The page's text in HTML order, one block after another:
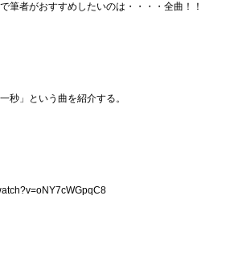
筆者がおすすめしたいのは・・・・全曲！！
秒」という曲を紹介する。